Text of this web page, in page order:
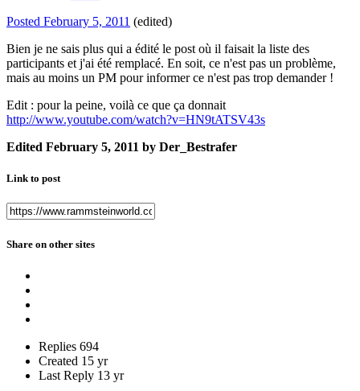
Posted February 5, 2011 (edited)
Bien je ne sais plus qui a édité le post où il faisait la liste des
participants et j'ai été remplacé. En soit, ce n'est pas un problème,
mais au moins un PM pour informer ce n'est pas trop demander !
Edit : pour la peine, voilà ce que ça donnait
http://www.youtube.com/watch?v=HN9tATSV43s
Edited February 5, 2011 by Der_Bestrafer
Link to post
Share on other sites
Replies 694
Created 15 yr
Last Reply 13 yr